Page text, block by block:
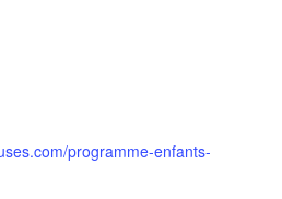
programme-enfants-